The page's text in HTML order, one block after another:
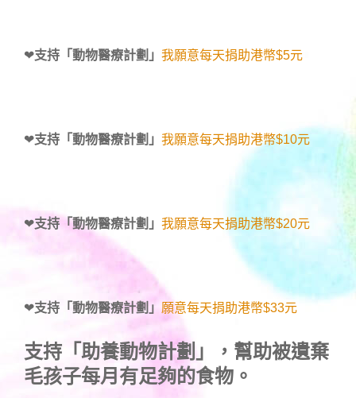
❤支持「動物醫療計劃」 我願意每天捐助港幣$5元
❤支持「動物醫療計劃」 我願意每天捐助港幣$10元
❤支持「動物醫療計劃」 我願意每天捐助港幣$20元
❤支持「動物醫療計劃」 願意每天捐助港幣$33元
支持 「助養動物計劃」
，幫助被遺棄
毛孩子每月有足夠的食物。